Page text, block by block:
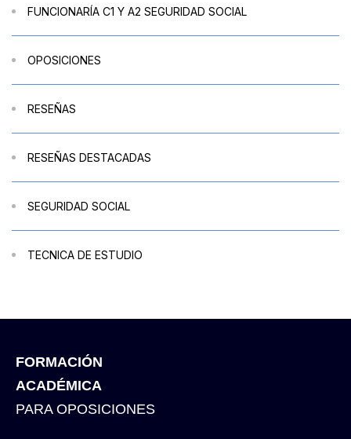
FUNCIONARÍA C1 Y A2 SEGURIDAD SOCIAL
OPOSICIONES
RESEÑAS
RESEÑAS DESTACADAS
SEGURIDAD SOCIAL
TECNICA DE ESTUDIO
FORMACIÓN
ACADÉMICA
PARA OPOSICIONES